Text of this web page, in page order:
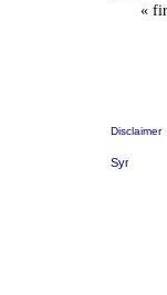
«
Disclaimer